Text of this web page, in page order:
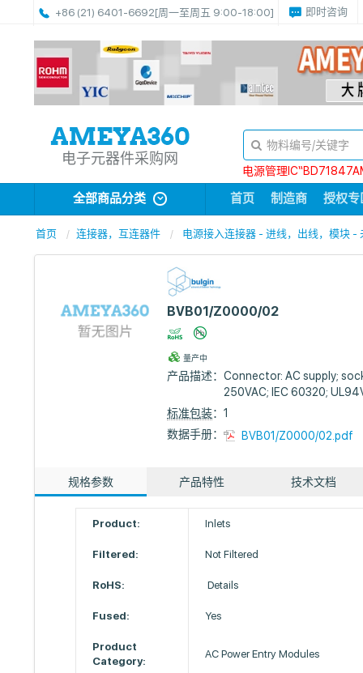
+86 (21) 6401-6692[周一至周五 9:00-18:00] 即时咨询
电子元器件采购网
电源管理
全部商品分类 首页 制造商 授权专
首页 连接器，互连器件 电源接入连接器 - 进线，出线，模块 -
BVB01/Z0000/02
量产中
产品描述：Connector: AC supply;
250VAC; IEC 60320;
标准包装：1
数据手册：
BVB01/Z0000/02.pdf
规格参数 产品特性 技术文档
Product: Inlets
Filtered: Not Filtered
RoHS: Details
Fused: Yes
Product
Category:
AC Power Entry Modules